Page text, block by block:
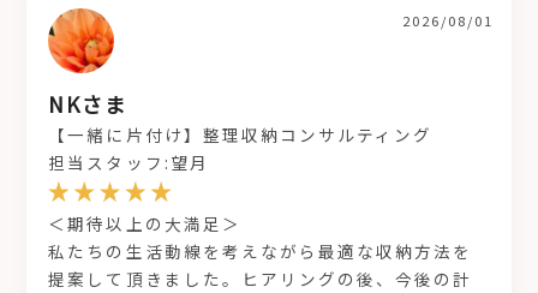
NKさま
2026/08/01
【一緒に片付け】整理収納コンサルティング
担当スタッフ:望月
＜期待以上の大満足＞
私たちの生活動線を考えながら最適な収納方法を
提案して頂きました。ヒアリングの後、今後の計